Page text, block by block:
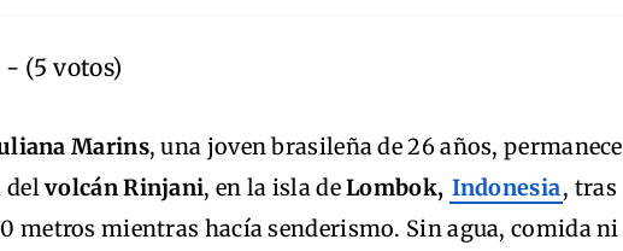
- (5 votos)
Marins, una joven brasileña de 26 años, permanece
delvolcán Rinjani, en la isla deLombok, Indonesia, tras
metros mientras hacía senderismo. Sin agua, comida ni